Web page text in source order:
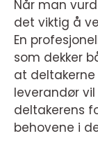
Når man
det viktig å
En
som dekker
at deltakerne
leverandør
deltakerens
behovene i